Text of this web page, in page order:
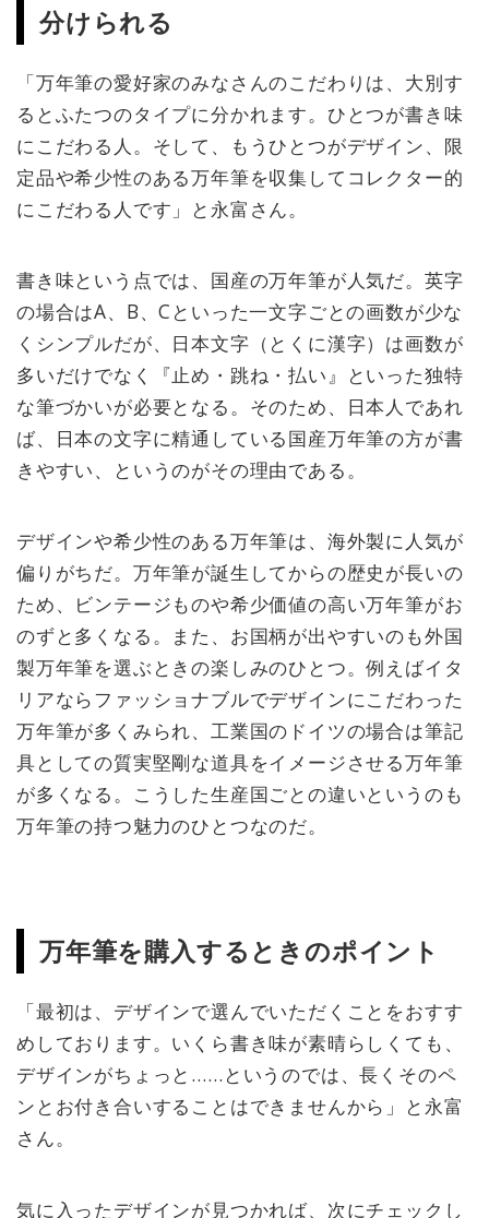
分けられる
「万年筆の愛好家のみなさんのこだわりは、大別す
るとふたつのタイプに分かれます。ひとつが書き味
にこだわる人。そして、もうひとつがデザイン、限
定品や希少性のある万年筆を収集してコレクター的
にこだわる人です」と永富さん。
書き味という点では、国産の万年筆が人気だ。英字
の場合はA、B、Cといった一文字ごとの画数が少な
くシンプルだが、日本文字（とくに漢字）は画数が
多いだけでなく『止め・跳ね・払い』といった独特
な筆づかいが必要となる。そのため、日本人であれ
ば、日本の文字に精通している国産万年筆の方が書
きやすい、というのがその理由である。
デザインや希少性のある万年筆は、海外製に人気が
偏りがちだ。万年筆が誕生してからの歴史が長いの
ため、ビンテージものや希少価値の高い万年筆がお
のずと多くなる。また、お国柄が出やすいのも外国
製万年筆を選ぶときの楽しみのひとつ。例えばイタ
リアならファッショナブルでデザインにこだわった
万年筆が多くみられ、工業国のドイツの場合は筆記
具としての質実堅剛な道具をイメージさせる万年筆
が多くなる。こうした生産国ごとの違いというのも
万年筆の持つ魅力のひとつなのだ。
万年筆を購入するときのポイント
「最初は、デザインで選んでいただくことをおすす
めしております。いくら書き味が素晴らしくても、
デザインがちょっと……というのでは、長くそのペ
ンとお付き合いすることはできませんから」と永富
さん。
気に入ったデザインが見つかれば、次にチェックし